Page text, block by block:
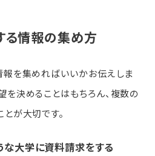
る情報の集め方
報を集めればいいかお伝えしま
を決めることはもちろん、複数の
が大切です。
な大学に資料請求をする